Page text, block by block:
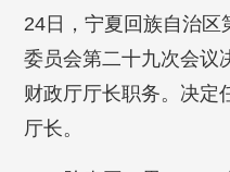
24日，宁夏回族自治区
委员会第二十九次会议
财政厅厅长职务。决定
厅长。